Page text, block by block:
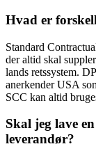
Hvad er
Standard
der altid skal
lands retssystem.
anerkender USA
SCC kan altid
Skal jeg lave
leverandør?